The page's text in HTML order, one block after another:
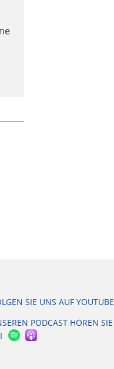
SIE UNS AUF YOUTUBE
PODCAST HÖREN SIE